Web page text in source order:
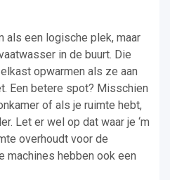
als een logische plek, maar
in de buurt. Die
opwarmen als ze aan
Een betere spot? Misschien
of als je ruimte hebt,
Let er wel op dat waar je ‘m
overhoudt voor de
machines hebben ook een